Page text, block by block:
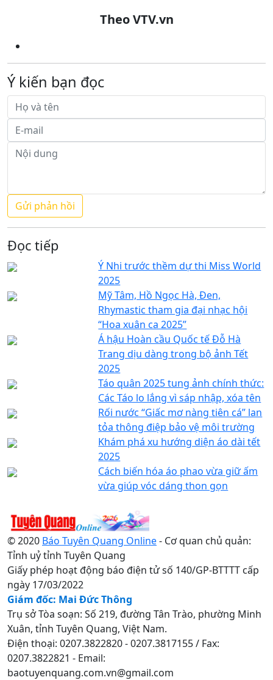
Theo VTV.vn
Ý kiến bạn đọc
Đọc tiếp
Ý Nhi trước thềm dự thi Miss World
2025
Mỹ Tâm, Hồ Ngọc Hà, Đen,
Rhymastic tham gia đại nhạc hội
“Hoa xuân ca 2025”
Á hậu Hoàn cầu Quốc tế Đỗ Hà
Trang dịu dàng trong bộ ảnh Tết
2025
Táo quân 2025 tung ảnh chính thức:
Các Táo lo lắng vì sáp nhập, xóa tên
Rối nước “Giấc mơ nàng tiên cá” lan
tỏa thông điệp bảo vệ môi trường
Khám phá xu hướng diện áo dài tết
2025
Cách biến hóa áo phao vừa giữ ấm
vừa giúp vóc dáng thon gọn
© 2020 Báo Tuyên Quang Online- Cơ quan chủ quản:
Tỉnh uỷ tỉnh Tuyên Quang
Giấy phép hoạt động báo điện tử số 140/GP-BTTTT cấp
ngày 17/03/2022
Giám đốc: Mai Đức Thông
Trụ sở Tòa soạn: Số 219, đường Tân Trào, phường Minh
Xuân, tỉnh Tuyên Quang, Việt Nam.
Điện thoại: 0207.3822820 - 0207.3817155 / Fax:
0207.3822821 - Email:
baotuyenquang.com.vn@gmail.com